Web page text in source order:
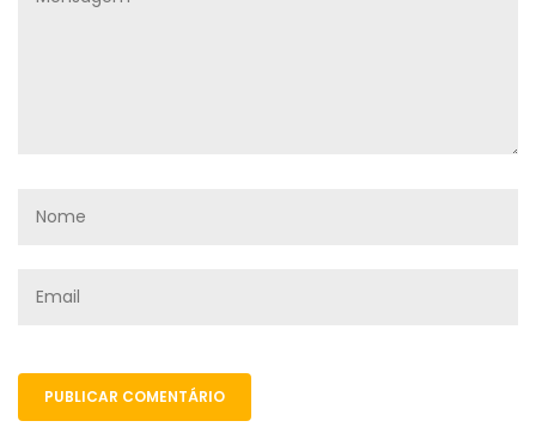
PUBLICAR COMENTÁRIO